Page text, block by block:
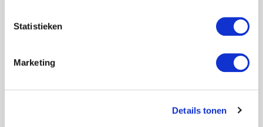
Statistieken
Marketing
Details tonen
Wat is menselijk leiderschap?
Wat is situationeel leiderschap?